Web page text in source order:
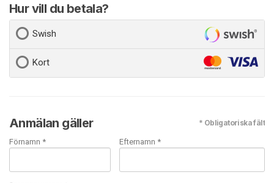
Hur vill du betala?
Swish
Kort
Anmälan gäller * Obligatoriska fält
Förnamn * Efternamn *